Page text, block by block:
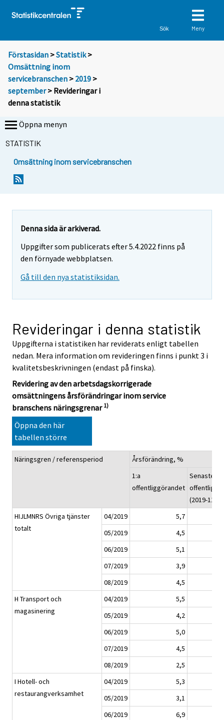
Sök Meny
Förstasidan >Statistik >
Omsättning inom
servicebranschen > 2019 >
september> Revideringar i
denna statistik
Öppna menyn
STATISTIK
Omsättning inom servicebranschen
Denna sida är arkiverad.
Uppgifter som publicerats efter 5.4.2022 finns på
den förnyade webbplatsen.
Gå till den nya statistiksidan.
Revideringar i denna statistik
Uppgifterna i statistiken har reviderats enligt tabellen
nedan. Mera information om revideringen finns i punkt 3 i
kvalitetsbeskrivningen (endast på finska).
Revidering av den arbetsdagskorrigerade
omsättningens årsförändringar inom service
branschens näringsgrenar 1)
Öppna den här
tabellen större
Näringsgren / referensperiod
Årsförändring, %
1:a
offentliggörandet
Senaste
(2019-11-
HIJLMNRS Övriga tjänster
totalt
04/2019
5,7
05/2019
4,5
06/2019
5,1
07/2019
3,9
08/2019
4,5
H Transport och
magasinering
04/2019
5,5
05/2019
4,2
06/2019
5,0
07/2019
4,5
08/2019
2,5
I Hotell- och
restaurangverksamhet
04/2019
5,3
05/2019
3,1
06/2019
6,9